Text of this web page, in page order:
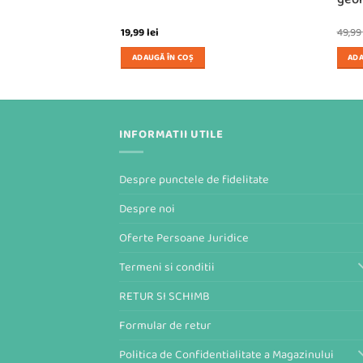
19,99lei
ADAUGĂ ÎN COȘ
49,99
INFORMATII UTILE
Despre punctele de fidelitate
Despre noi
Oferte Persoane Juridice
Termeni si conditii
RETUR SI SCHIMB
Formular de retur
Politica de Confidentialitate a Magazinului